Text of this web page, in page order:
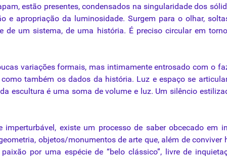
,estão presentes,condensados na singularidade dos
e apropriação da luminosidade. Surgem para o olhar,
de um sistema, de uma história. É preciso circular em
variações formais, mas intimamente entrosado com o
também os dados da história. Luz e espaço se
escultura é uma soma de volume e luz. Um silêncio
imperturbável, existe um processo de saber obcecado em
objetos/monumentos de arte que, além de conviver
paixão por uma espécie de “belo clássico”, livre de